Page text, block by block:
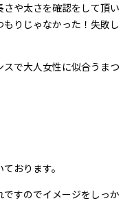
や太さを確認をして頂い
りじゃなかった！失敗し
で大人女性に似合うまつ
おります。
すのでイメージをしっか